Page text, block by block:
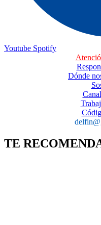
Youtube Spotify
Dónde
TE